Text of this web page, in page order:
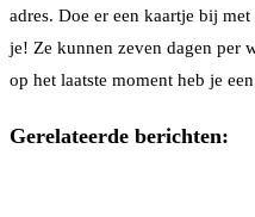
adres. Doe er een kaartje bij
je! Ze kunnen zeven dagen per
op het laatste moment heb je
Gerelateerde berichten: